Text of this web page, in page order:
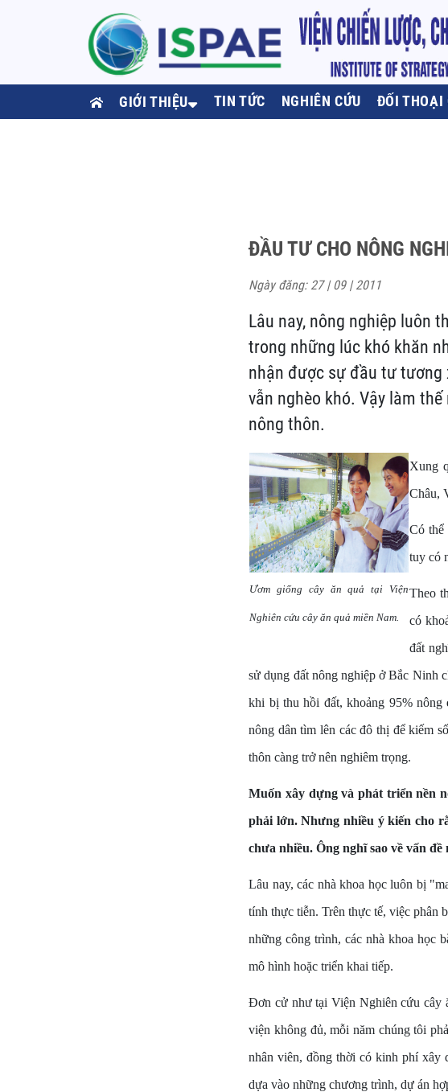
GIỚI THIỆU TIN TỨC NGHIÊN CỨU ĐỐI THOẠI
ĐẦU TƯ CHO NÔNG
Ngày đăng: 27 | 09 | 2011
Lâu nay, nông nghiệp luôn
trong những lúc khó khăn
nhận được sự đầu tư tương
vẫn nghèo khó. Vậy làm
nông thôn.
Ươm giống cây ăn quả tại Viện
Nghiên cứu cây ăn quả miền Nam.
Xung
Châu,
Có thể
tuy có
Theo
có
đất
sử dụng đất nông nghiệp ở Bắc Ninh
khi bị thu hồi đất, khoảng 95%
nông dân tìm lên các đô thị để kiếm
thôn càng trở nên nghiêm trọng.
Muốn xây dựng và phát triển nền
phải lớn. Nhưng nhiều ý kiến cho
chưa nhiều. Ông nghĩ sao về vấn đề
Lâu nay, các nhà khoa học luôn bị
tính thực tiễn. Trên thực tế, việc phân
những công trình, các nhà khoa học
mô hình hoặc triển khai tiếp.
Đơn cử như tại Viện Nghiên cứu cây
viện không đủ, mỗi năm chúng tôi
nhân viên, đồng thời có kinh phí xây
dựa vào những chương trình, dự án